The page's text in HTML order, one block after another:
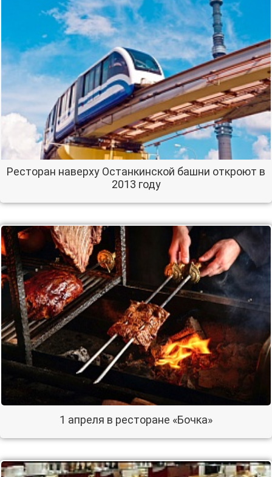
Ресторан наверху Останкинской башни откроют в
2013 году
1 апреля в ресторане «Бочка»